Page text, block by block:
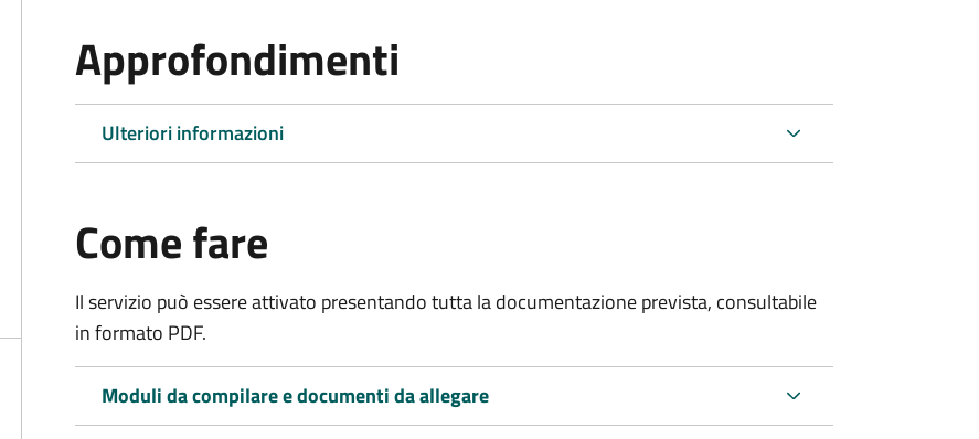
Approfondimenti
Ulteriori informazioni
Come fare
Il servizio può essere attivato presentando tutta la documentazione prevista, consultabile
in formato PDF.
Moduli da compilare e documenti da allegare